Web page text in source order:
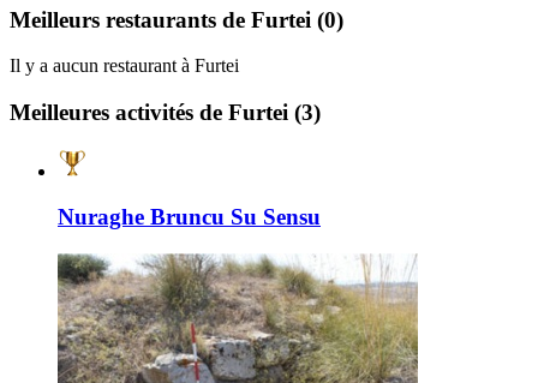
Meilleurs restaurants de Furtei (0)
Il y a aucun restaurant à Furtei
Meilleures activités de Furtei (3)
Nuraghe Bruncu Su Sensu